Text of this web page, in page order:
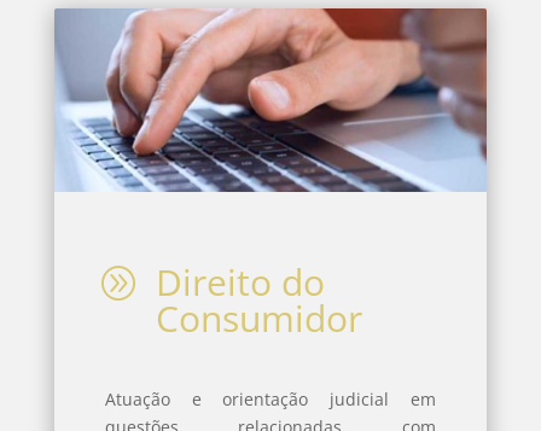
A Direito do
Consumidor
Atuação e orientação judicial em